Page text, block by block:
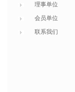
理事单位
会员单位
联系我们